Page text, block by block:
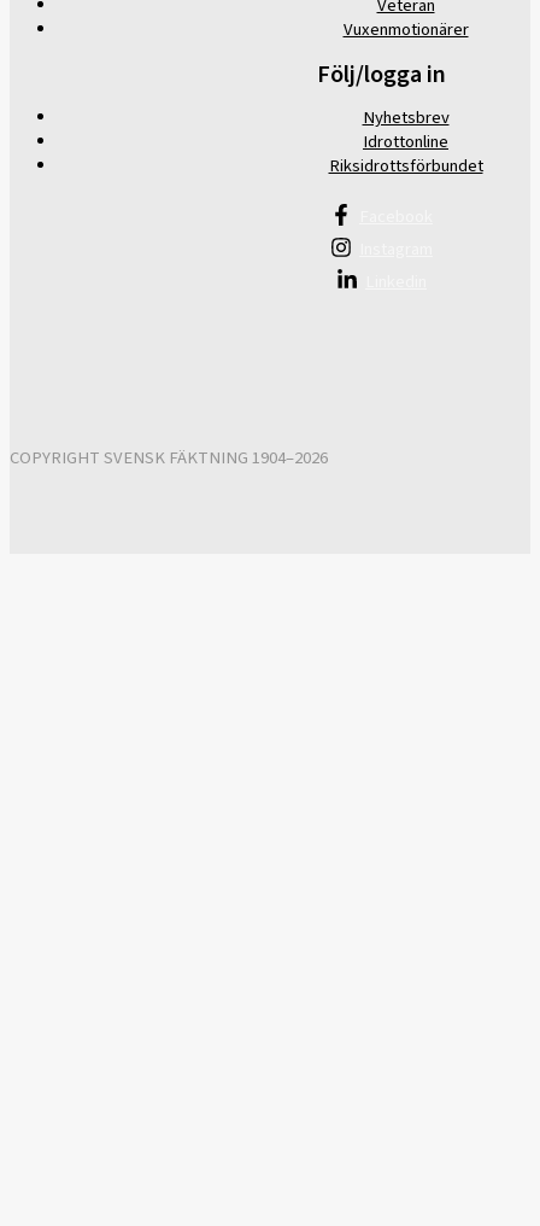
Veteran
Vuxenmotionärer
Följ/logga in
Nyhetsbrev
Idrottonline
Riksidrottsförbundet
COPYRIGHT SVENSK FÄKTNING 1904–2026